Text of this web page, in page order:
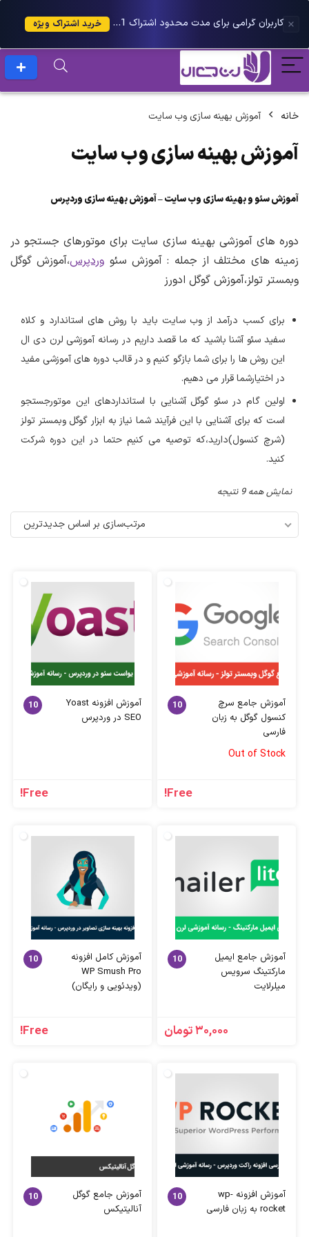
کاربران گرامی برای مدت محدود اشتراک 1 ساله پلاس را می توانید با 25 درصد تخفیف دریافت کنید. خرید اشتراک ویژه
خانه آموزش بهینه سازی وب سایت
آموزش بهینه سازی وب سایت
آموزش سئو و بهینه سازی وب سایت – آموزش بهینه سازی وردپرس
دوره های آموزشی بهینه سازی سایت برای موتورهای جستجو در
زمینه های مختلف از جمله : آموزش سئو وردپرس،آموزش گوگل
وبمستر تولز،آموزش گوگل ادورز
برای کسب درآمد از وب سایت باید با روش های استاندارد و کلاه
سفید سئو آشنا باشید که ما قصد داریم در رسانه آموزشی لرن دی ال
این روش ها را برای شما بازگو کنیم و در قالب دوره های آموزشی مفید
در اختیارشما قرار می دهیم.
اولین گام در سئو گوگل آشنایی با استانداردهای این موتورجستجو
است که برای آشنایی با این فرآیند شما نیاز به ابزار گوگل وبمستر تولز
(شرچ کنسول)دارید،که توصیه می کنیم حتما در این دوره شرکت
کنید.
نمایش همه 9 نتیجه
مرتب‌سازی بر اساس جدیدترین
10
آموزش جامع سرچ
کنسول گوگل به زبان
فارسی
Out of Stock
Free!
10
آموزش افزونه Yoast
SEO در وردپرس
Free!
10
آموزش جامع ایمیل
مارکتینگ سرویس
میلرلایت
۳۰,۰۰۰تومان
10
آموزش کامل افزونه
WP Smush Pro
(ویدئویی و رایگان)
Free!
10
آموزش افزونه wp-
rocket به زبان فارسی
10
آموزش جامع گوگل
آنالیتیکس